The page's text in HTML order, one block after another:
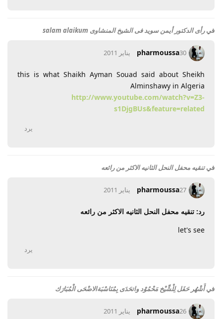
فيرأى الدكتور أيمن سويد فى الشيخ المنشاوى salam alaikum
pharmoussa30 يناير 2011
this is what Shaikh Ayman Souad said about Sheikh
Alminshawy in Algeria
http://www.youtube.com/watch?v=Z3-
s1DjgBUs&feature=related
يرد
فيتنقيه محفل النحل الثانيه الاكثر من رائعه
pharmoussa27 يناير 2011
رد: تنقيه محفل النحل الثانيه الاكثر من رائعه
let's see
يرد
فيأَشْهُر حَفَل لِلْشِّيْخ مَحْمُوْد واتحَدَى بِمُنَاسْبَةالاضْحَى الْمُبَارَك
pharmoussa26 يناير 2011